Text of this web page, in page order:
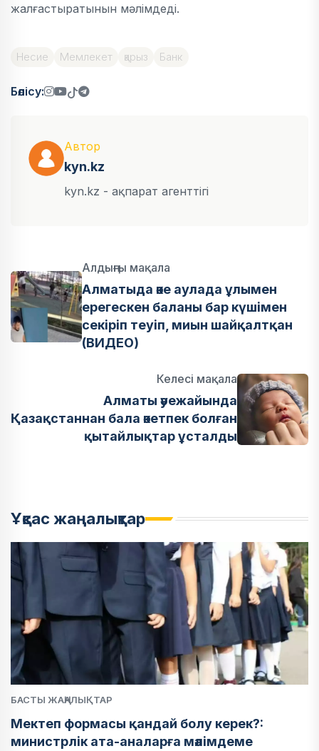
жалғастыратынын мәлімдеді.
Несие Мемлекет қарыз Банк
Бөлісу:
Автор
kyn.kz
kyn.kz - ақпарат агенттігі
Алдыңғы мақала
Алматыда әке аулада ұлымен
ерегескен баланы бар күшімен
секіріп теуіп, миын шайқалтқан
(ВИДЕО)
Келесі мақала
Алматы әуежайында
Қазақстаннан бала әкетпек болған
қытайлықтар ұсталды
Ұқсас жаңалықтар
БАСТЫ ЖАҢАЛЫҚТАР
Мектеп формасы қандай болу керек?:
министрлік ата-аналарға мәлімдеме